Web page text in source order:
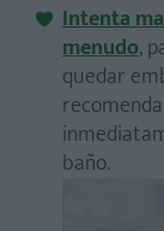
Intenta
menudo,
quedar
baño.